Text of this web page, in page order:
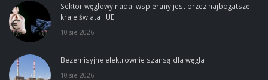
Sektor węglowy nadal wspierany jest przez najbogatsze
kraje świata i UE
10 sie 2026
Bezemisyjne elektrownie szansą dla węgla
10 sie 2026